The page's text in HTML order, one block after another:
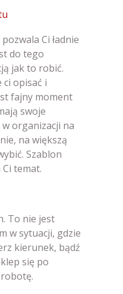
Ci ładnie
do tego
jak to robić.
opisać i
fajny moment
swoje
w organizacji na
na większą
Szablon
temat.
To nie jest
w sytuacji, gdzie
kierunek, bądź
się po